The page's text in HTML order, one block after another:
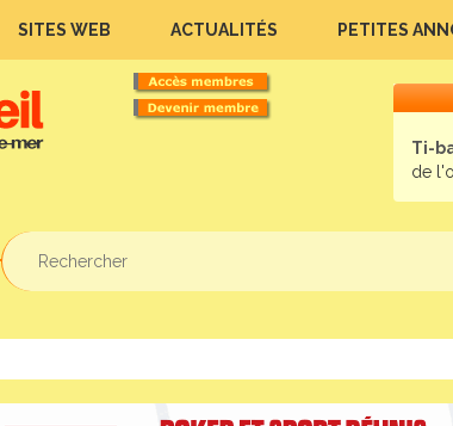
SITES WEB ACTUALITÉS PETITES
Ti-
de